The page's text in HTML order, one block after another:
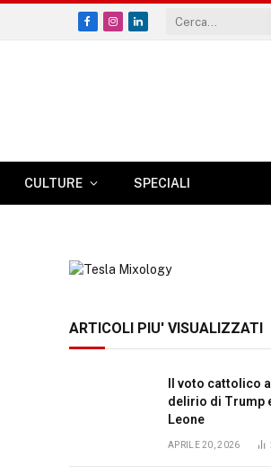
Facebook
Instagram
LinkedIn
CULTURE SPECIALI
ARTICOLI PIU' VISUALIZZATI
Il voto cattolico
delirio di Trump
Leone
APRILE 20, 2026